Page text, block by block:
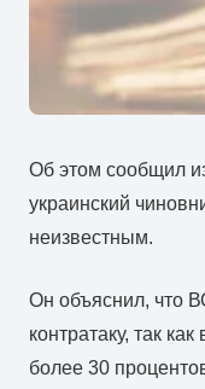
Об этом сообщил
украинский
неизвестным.
Он объяснил, что
контратаку, так
более 30